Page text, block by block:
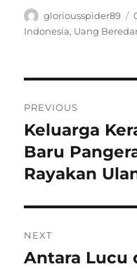
Author
gloriousspider89
Indonesia, Uang
pos
PREVIOUS
Previous
post:
Keluarga
Baru
Rayakan
NEXT
Next
Antara Lucu